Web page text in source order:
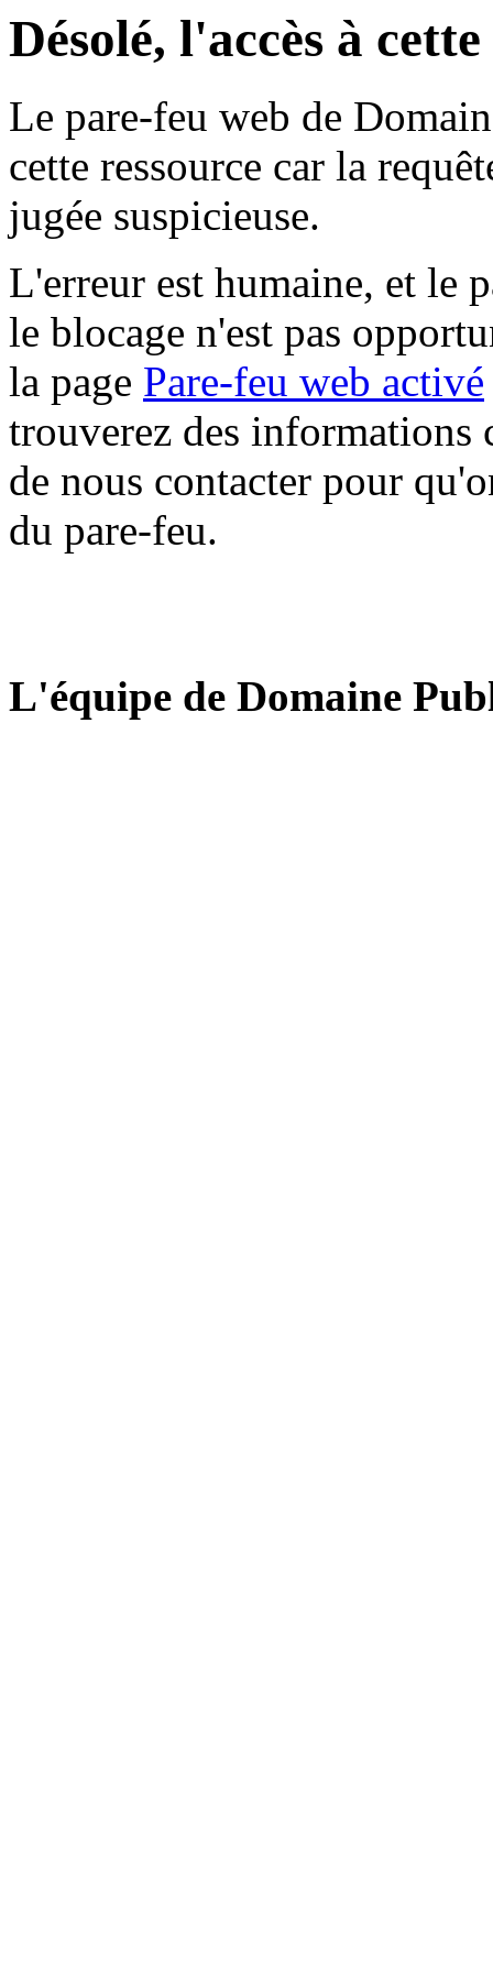
Désolé, l'accès à
Le pare-feu web de
cette ressource car la
jugée suspicieuse.
L'erreur est humaine, et le
le blocage n'est pas
la page Pare-feu web activé
trouverez des informations
de nous contacter pour
du pare-feu.
L'équipe de Domaine